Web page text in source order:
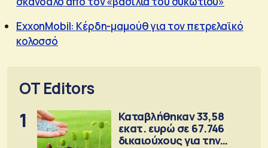
ExxonMobil: Kέρδη-μαμούθ για τον πετρελαϊκό
κολοσσό
OT Editors
1
Καταβλήθηκαν 33,58
εκατ. ευρώ σε 67.746
δικαιούχους για την